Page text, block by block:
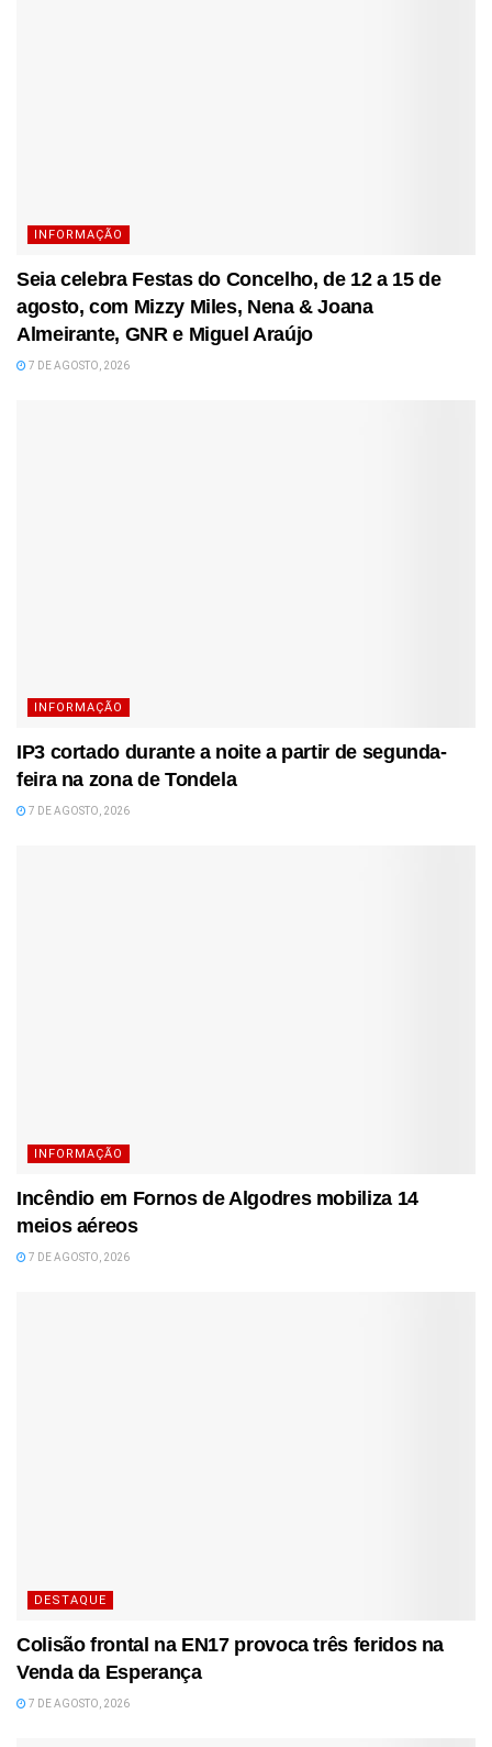
INFORMAÇÃO
Seia celebra Festas do Concelho, de 12 a 15 de
agosto, com Mizzy Miles, Nena & Joana
Almeirante, GNR e Miguel Araújo
7 DE AGOSTO, 2026
INFORMAÇÃO
IP3 cortado durante a noite a partir de segunda-
feira na zona de Tondela
7 DE AGOSTO, 2026
INFORMAÇÃO
Incêndio em Fornos de Algodres mobiliza 14
meios aéreos
7 DE AGOSTO, 2026
DESTAQUE
Colisão frontal na EN17 provoca três feridos na
Venda da Esperança
7 DE AGOSTO, 2026